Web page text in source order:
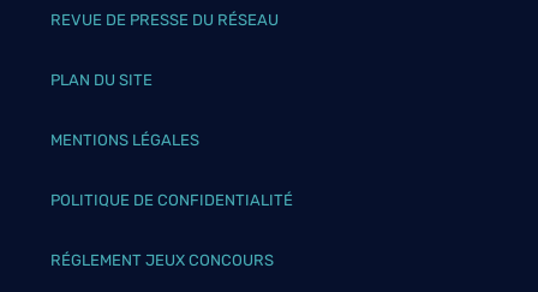
REVUE DE PRESSE DU RÉSEAU
PLAN DU SITE
MENTIONS LÉGALES
POLITIQUE DE CONFIDENTIALITÉ
RÉGLEMENT JEUX CONCOURS